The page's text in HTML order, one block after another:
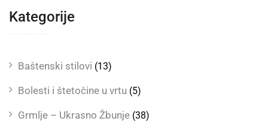
Kategorije
Baštenski stilovi (13)
Bolesti i štetočine u vrtu (5)
Grmlje – Ukrasno Žbunje (38)